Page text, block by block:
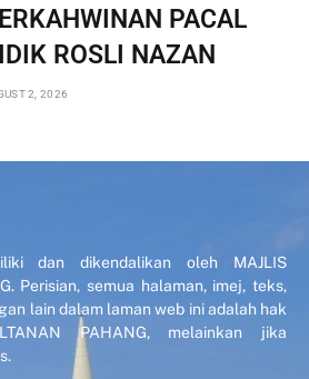
PACAL
ROSLI NAZAN
2, 2026
dan dikendalikan oleh MAJLIS
Perisian, semua halaman, imej, teks,
lain dalam laman web ini adalah hak
PAHANG, melainkan jika